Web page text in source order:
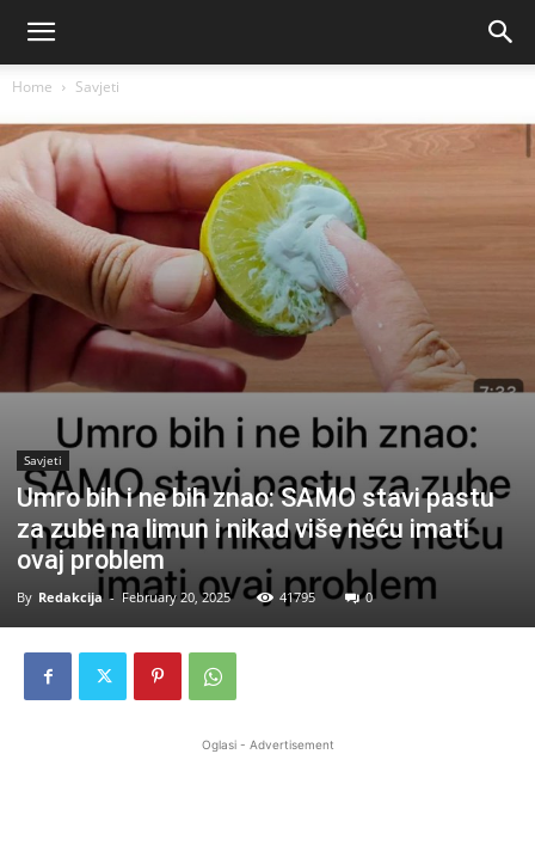
Home Savjeti
Savjeti
Umro bih i ne bih znao: SAMO stavi pastu
za zube na limun i nikad više neću imati
ovaj problem
By Redakcija - February 20, 2025 41795 0
Oglasi - Advertisement